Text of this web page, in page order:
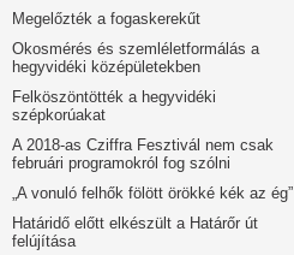
Megelőzték a fogaskerekűt
Okosmérés és szemléletformálás a
hegyvidéki középületekben
Felköszöntötték a hegyvidéki
szépkorúakat
A 2018-as Cziffra Fesztivál nem csak
februári programokról fog szólni
„A vonuló felhők fölött örökké kék az ég”
Határidő előtt elkészült a Határőr út
felújítása